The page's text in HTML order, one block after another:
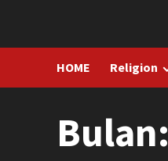
content
HOME Religion
Bulan: